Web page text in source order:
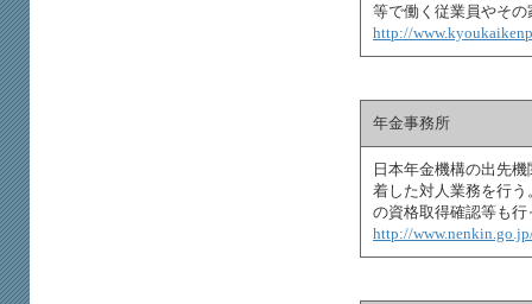
等で働く従業員やそ
http://
年金事務所
日本年金機構の出先
着した対人業務を行
の資格取得確認等も行
http://